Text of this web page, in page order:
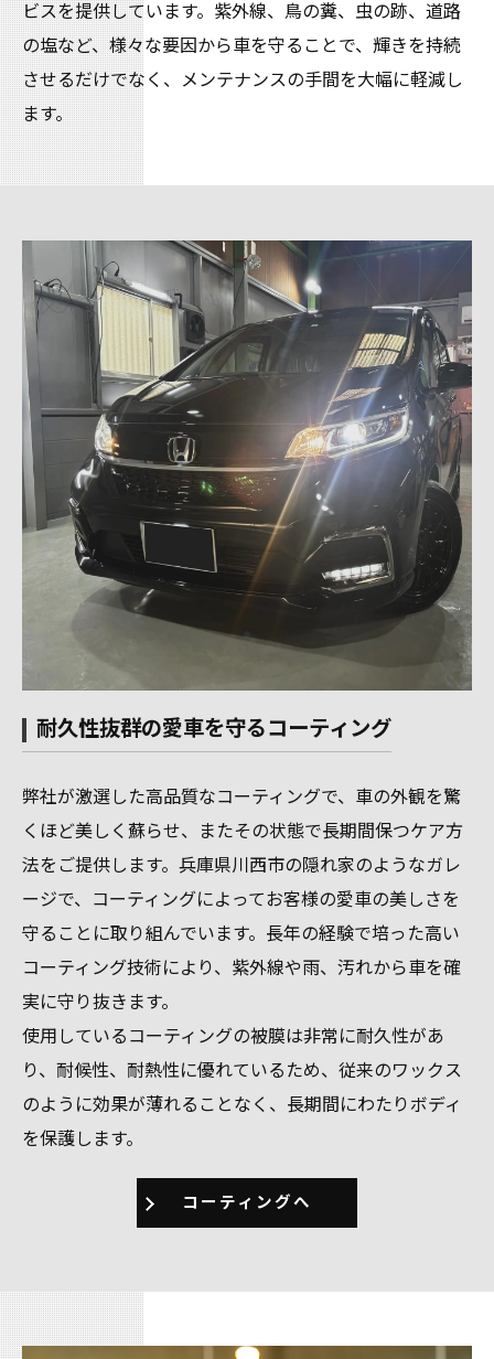
ビスを提供しています。紫外線、鳥の糞、虫の跡、道路
の塩など、様々な要因から車を守ることで、輝きを持続
させるだけでなく、メンテナンスの手間を大幅に軽減し
ます。
耐久性抜群の愛車を守るコーティング
弊社が激選した高品質なコーティングで、車の外観を驚
くほど美しく蘇らせ、またその状態で長期間保つケア方
法をご提供します。兵庫県川西市の隠れ家のようなガレ
ージで、コーティングによってお客様の愛車の美しさを
守ることに取り組んでいます。長年の経験で培った高い
コーティング技術により、紫外線や雨、汚れから車を確
実に守り抜きます。
使用しているコーティングの被膜は非常に耐久性があ
り、耐候性、耐熱性に優れているため、従来のワックス
のように効果が薄れることなく、長期間にわたりボディ
を保護します。
コーティングへ